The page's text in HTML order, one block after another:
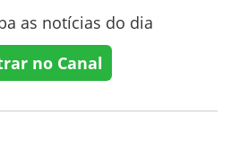
as notícias do dia
no Canal